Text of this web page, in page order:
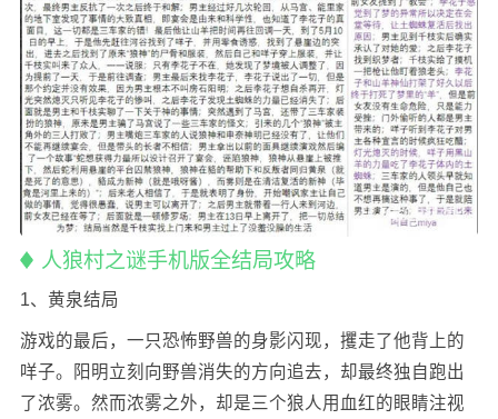
人狼村之谜手机版全结局攻略
1、黄泉结局
游戏的最后，一只恐怖野兽的身影闪现，攫走了他背上的
咩子。阳明立刻向野兽消失的方向追去，却最终独自跑出
了浓雾。然而浓雾之外，却是三个狼人用血红的眼睛注视